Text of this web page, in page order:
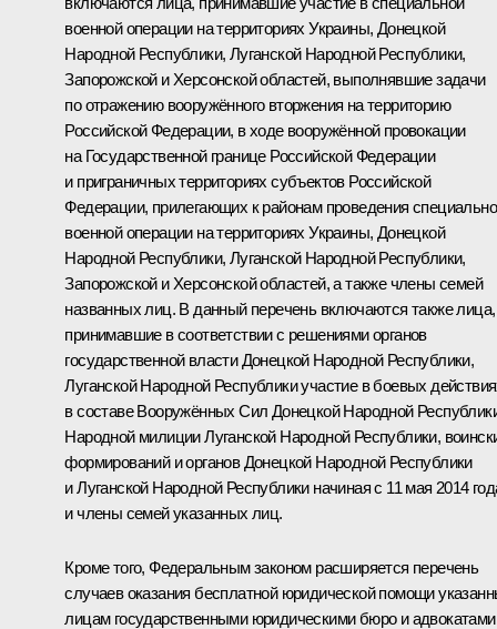
военной операции на территориях Украины, Донецкой
Народной Республики, Луганской Народной Республики,
Запорожской и Херсонской областей, выполнявшие задачи
по отражению вооружённого вторжения на территорию
Российской Федерации, в ходе вооружённой провокации
на Государственной границе Российской Федерации
и приграничных территориях субъектов Российской
Федерации, прилегающих к районам проведения
военной операции на территориях Украины, Донецкой
Народной Республики, Луганской Народной Республики,
Запорожской и Херсонской областей, а также члены семей
названных лиц. В данный перечень включаются также лица,
принимавшие в соответствии с решениями органов
государственной власти Донецкой Народной Республики,
Луганской Народной Республики участие в боевых
в составе Вооружённых Сил Донецкой Народной
Народной милиции Луганской Народной Республики,
формирований и органов Донецкой Народной Республики
и Луганской Народной Республики начиная с 11 мая 2014
и члены семей указанных лиц.
Кроме того, Федеральным законом расширяется перечень
случаев оказания бесплатной юридической помощи
лицам государственными юридическими бюро и